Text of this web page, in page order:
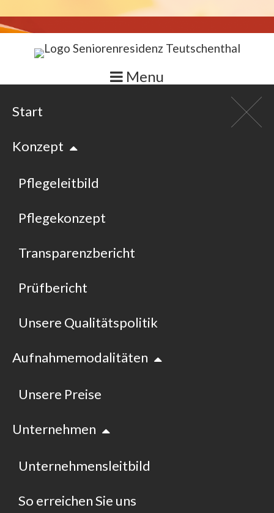
Menu
Start
Konzept
Pflegeleitbild
Pflegekonzept
Transparenzbericht
Prüfbericht
Unsere Qualitätspolitik
Aufnahmemodalitäten
Unsere Preise
Unternehmen
Unternehmensleitbild
So erreichen Sie uns